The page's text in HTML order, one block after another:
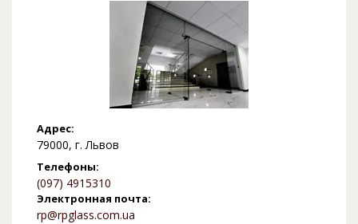
Адрес:
79000, г. Львов
Телефоны:
(097) 4915310
Электронная почта:
rp@rpglass.com.ua